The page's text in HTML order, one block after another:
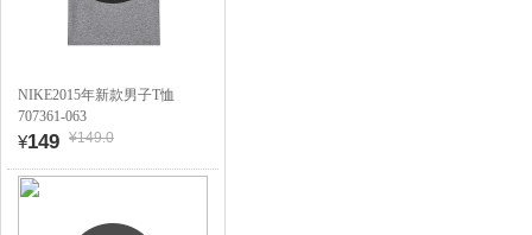
NIKE2015年新款男子T恤
707361-063
¥149 ¥149.0